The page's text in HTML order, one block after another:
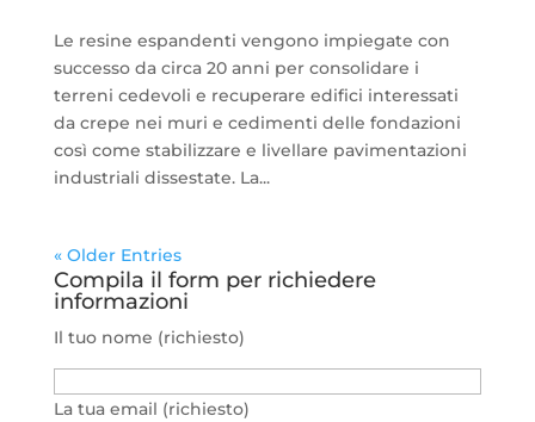
Le resine espandenti vengono impiegate con
successo da circa 20 anni per consolidare i
terreni cedevoli e recuperare edifici interessati
da crepe nei muri e cedimenti delle fondazioni
così come stabilizzare e livellare pavimentazioni
industriali dissestate. La...
« Older Entries
Compila il form per richiedere
informazioni
Il tuo nome (richiesto)
La tua email (richiesto)